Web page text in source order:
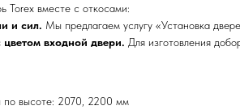
Torex вместе с откосами:
и сил. Мы предлагаем услугу «Установка
цветом входной двери. Для изготовления
по высоте: 2070, 2200 мм